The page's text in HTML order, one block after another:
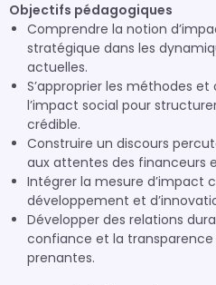
Objectifs pédagogiques
Comprendre la notion
stratégique dans les
actuelles.
S’approprier les méthodes et
l’impact social pour
crédible.
Construire un discours
aux attentes des financeurs
Intégrer la mesure d’impact
développement et
Développer des relations
confiance et la transparence
prenantes.